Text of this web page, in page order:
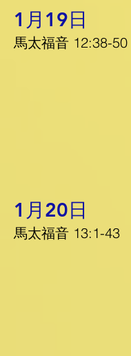
1月19日
馬太福音 12:38-50
1月20日
馬太福音 13:1-43